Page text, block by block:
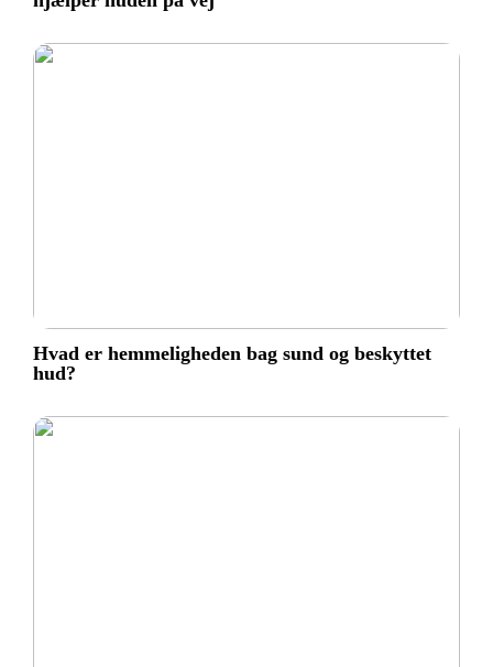
Hvad er hemmeligheden bag sund og beskyttet
hud?